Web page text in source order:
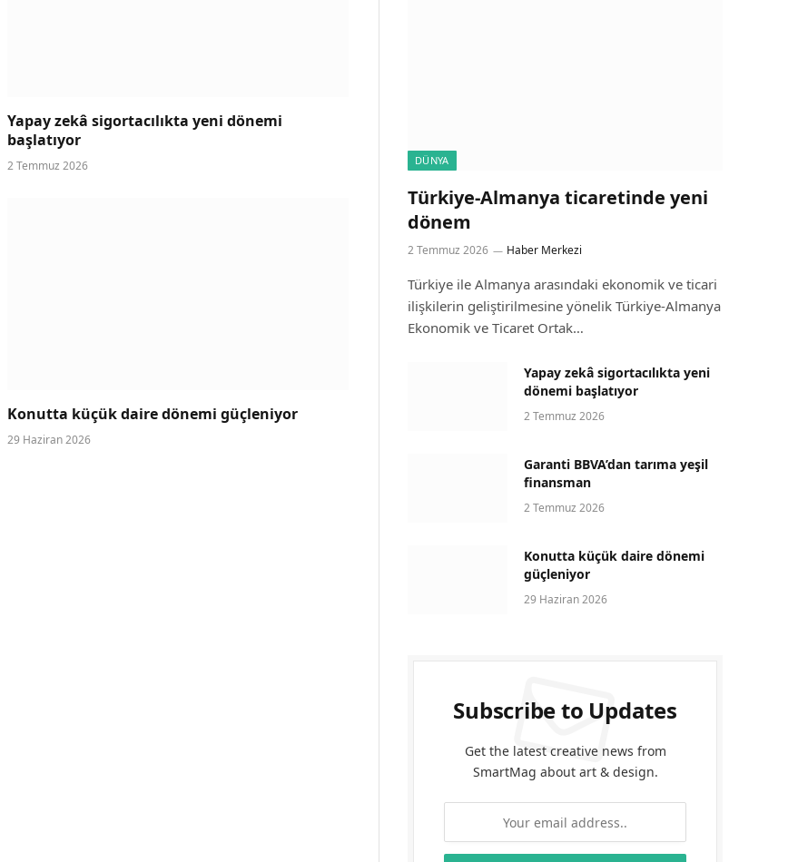
Yapay zekâ sigortacılıkta yeni dönemi
başlatıyor
2 Temmuz 2026
Konutta küçük daire dönemi güçleniyor
29 Haziran 2026
DÜNYA
Türkiye-Almanya ticaretinde yeni
dönem
2 Temmuz 2026 Haber Merkezi
Türkiye ile Almanya arasındaki ekonomik ve ticari
ilişkilerin geliştirilmesine yönelik Türkiye-Almanya
Ekonomik ve Ticaret Ortak…
Yapay zekâ sigortacılıkta yeni
dönemi başlatıyor
2 Temmuz 2026
Garanti BBVA’dan tarıma yeşil
finansman
2 Temmuz 2026
Konutta küçük daire dönemi
güçleniyor
29 Haziran 2026
Subscribe to Updates
Get the latest creative news from
SmartMag about art & design.